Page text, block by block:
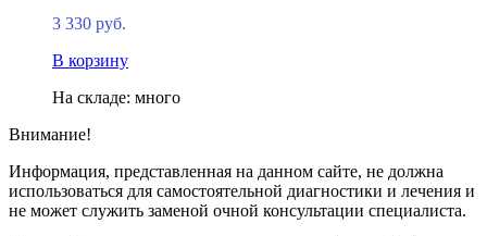
3 330 руб.
В корзину
На складе: много
Внимание!
Информация, представленная на данном сайте, не должна
использоваться для самостоятельной диагностики и лечения и
не может служить заменой очной консультации специалиста.